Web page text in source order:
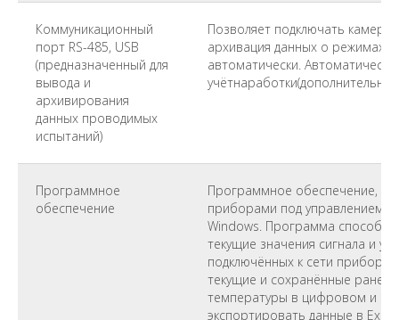
Коммуникационный
порт RS-485, USB
(предназначенный для
вывода и
архивирования
данных проводимых
испытаний)
Позволяет подключать камеру
архивация данных о режимах
автоматически.
Программное
обеспечение
Программное обеспечение,
приборами под управлением
Windows. Программа
текущие значения сигнала и
подключённых к сети
текущие и сохранённые ранее
температуры в цифровом и
экспортировать данные в